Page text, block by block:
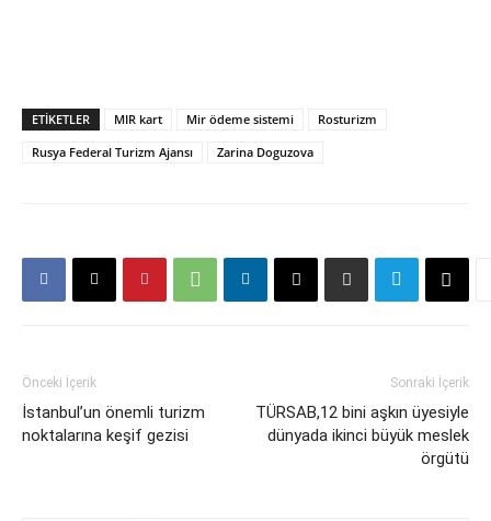
ETIKETLER MIR kart Mir ödeme sistemi
Rosturizm
Rusya Federal Turizm Ajansı
Zarina Doguzova
Önceki İçerik
İstanbul’un önemli turizm
noktalarına keşif gezisi
Sonraki İçerik
TÜRSAB,12 bini aşkın üyesiyle
dünyada ikinci büyük meslek
örgütü